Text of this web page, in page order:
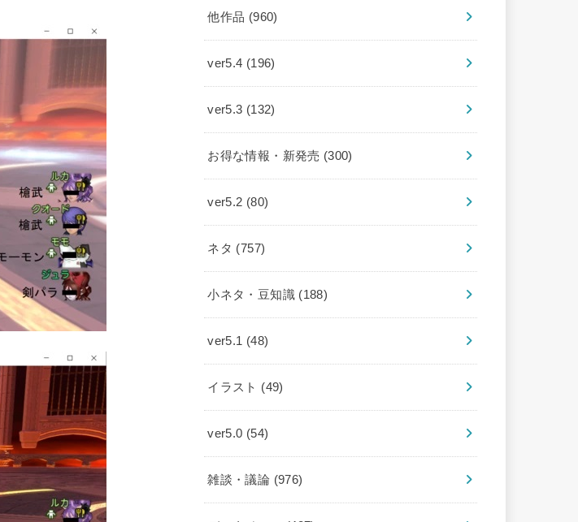
他作品 (960)
ver5.4 (196)
ver5.3 (132)
お得な情報・新発売 (300)
ver5.2 (80)
ネタ (757)
小ネタ・豆知識 (188)
ver5.1 (48)
イラスト (49)
ver5.0 (54)
雑談・議論 (976)